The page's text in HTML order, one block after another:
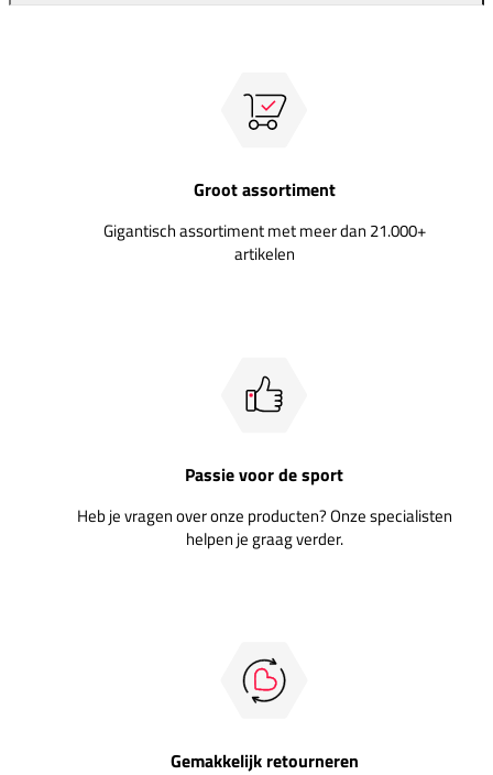
Groot assortiment
Gigantisch assortiment met meer dan 21.000+
artikelen
Passie voor de sport
Heb je vragen over onze producten? Onze specialisten
helpen je graag verder.
Gemakkelijk retourneren